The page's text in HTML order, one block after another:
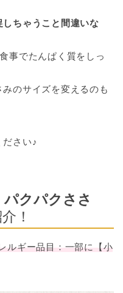
ちゃうこと間違いな
事でたんぱく質をしっ
のサイズを変えるのも
さい♪
クパクささ
！
ルギー品目：一部に【小